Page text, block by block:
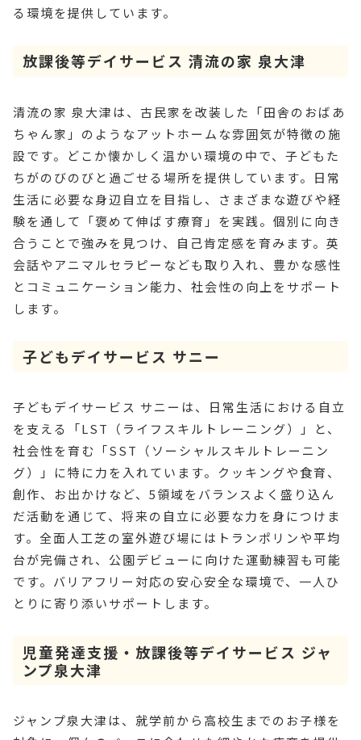
る環境を提供しています。
放課後等デイサービス 清流の家 泉大津
清流の家 泉大津は、古民家を改装した「田舎のおばあ
ちゃん家」のようなアットホームな雰囲気が特徴の施
設です。どこか懐かしく温かい環境の中で、子どもた
ちがのびのびと過ごせる場所を提供しています。日常
生活に必要な身辺自立を目指し、さまざまな遊びや経
験を通して「褒めて伸ばす療育」を実践。個別に向き
合うことで強みを見つけ、自己肯定感を育みます。英
会話やアニマルセラピーなども取り入れ、豊かな感性
とコミュニケーション能力、社会性の向上をサポート
します。
子どもデイサービス サニー
子どもデイサービス サニーは、日常生活における自立
を支える「LST（ライフスキルトレーニング）」と、
社会性を育む「SST（ソーシャルスキルトレーニン
グ）」に特に力を入れています。クッキングや食育、
創作、お出かけなど、5領域をバランスよく盛り込ん
だ活動を通じて、将来の自立に必要な力を身につけま
す。全面人工芝の室外遊び場にはトランポリンや平均
台が完備され、公園デビューに向けた運動練習も可能
です。バリアフリー対応の安心安全な環境で、一人ひ
とりに寄り添いサポートします。
児童発達支援・放課後等デイサービス ジャ
ンプ泉大津
ジャンプ泉大津は、就学前から高校生までのお子様を